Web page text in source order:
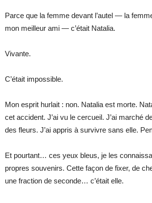
Parce que la femme devant l’autel — la
mon meilleur ami — c’était Natalia.
Vivante.
C’était impossible.
Mon esprit hurlait : non. Natalia est morte.
cet accident. J’ai vu le cercueil. J’ai marché
des fleurs. J’ai appris à survivre sans elle.
Et pourtant… ces yeux bleus, je les
propres souvenirs. Cette façon de fixer, de
une fraction de seconde… c’était elle.